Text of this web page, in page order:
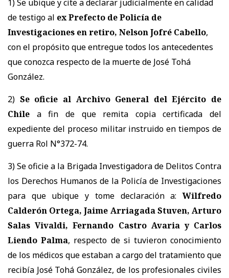
1) Se ubique y cite a declarar judicialmente en calidad
de testigo al ex Prefecto de Policía de
Investigaciones en retiro, Nelson Jofré Cabello,
con el propósito que entregue todos los antecedentes
que conozca respecto de la muerte de José Tohá
González.
2) Se oficie al Archivo General del Ejército de
Chile a fin de que remita copia certificada del
expediente del proceso militar instruido en tiempos de
guerra Rol N°372-74.
3) Se oficie a la Brigada Investigadora de Delitos Contra
los Derechos Humanos de la Policía de Investigaciones
para que ubique y tome declaración a:Wilfredo
Calderón Ortega, Jaime Arriagada Stuven, Arturo
Salas Vivaldi, Fernando Castro Avaria y Carlos
Liendo Palma, respecto de si tuvieron conocimiento
de los médicos que estaban a cargo del tratamiento que
recibía José Tohá González, de los profesionales civiles